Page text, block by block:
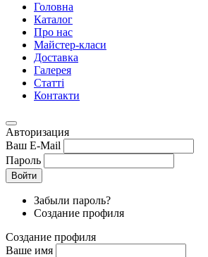
Головна
Каталог
Про нас
Майстер-класи
Доставка
Галерея
Статтi
Контакти
Авторизация
Ваш E-Mail
Пароль
Войти
Забыли пароль?
Создание профиля
Создание профиля
Ваше имя